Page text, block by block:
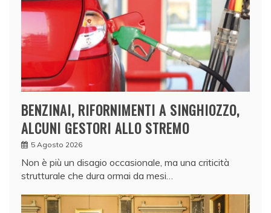
BENZINAI, RIFORNIMENTI A SINGHIOZZO,
ALCUNI GESTORI ALLO STREMO
5 Agosto 2026
Non è più un disagio occasionale, ma una criticità
strutturale che dura ormai da mesi…